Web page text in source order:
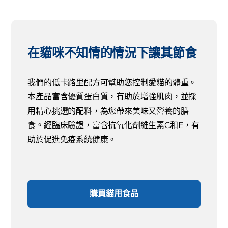
在貓咪不知情的情況下讓其節食
我們的低卡路里配方可幫助您控制愛貓的體重。
本產品富含優質蛋白質，有助於增強肌肉，並採
用精心挑選的配料，為您帶來美味又營養的膳
食。經臨床驗證，富含抗氧化劑維生素C和E，有
助於促進免疫系統健康。
購買貓用食品